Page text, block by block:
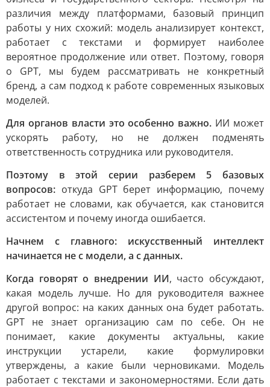
различия между платформами, базовый принцип
работы у них схожий: модель анализирует контекст,
работает с текстами и формирует наиболее
вероятное продолжение или ответ. Поэтому, говоря
о GPT, мы будем рассматривать не конкретный
бренд, а сам подход к работе современных языковых
моделей.
Для органов власти это особенно важно. ИИ может
ускорять работу, но не должен подменять
ответственность сотрудника или руководителя.
Поэтому в этой серии разберем 5 базовых
вопросов: откуда GPT берет информацию, почему
работает не словами, как обучается, как становится
ассистентом и почему иногда ошибается.
Начнем с главного: искусственный интеллект
начинается не с модели, а с данных.
Когда говорят о внедрении ИИ, часто обсуждают,
какая модель лучше. Но для руководителя важнее
другой вопрос: на каких данных она будет работать.
GPT не знает организацию сам по себе. Он не
понимает, какие документы актуальны, какие
инструкции устарели, какие формулировки
утверждены, а какие были черновиками. Модель
работает с текстами и закономерностями. Если дать